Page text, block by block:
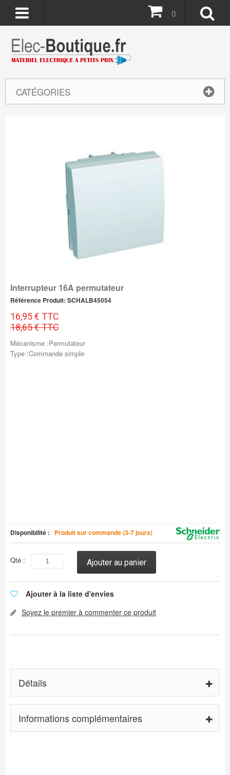
CATÉGORIES
0
Interrupteur 16A permutateur
Référence Produit: SCHALB45054
16,95 € TTC
18,65 € TTC
Mécanisme :Permutateur
Type :Commande simple
Disponibilité : Produit sur commande (3-7 jours)
Qté : Ajouter au panier
Ajouter à la liste d'envies
Soyez le premier à commenter ce produit
Détails
Informations complémentaires